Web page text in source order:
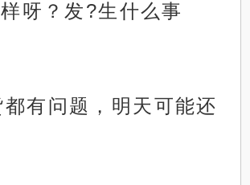
呀？发?生什么事
都有问题，明天可能还